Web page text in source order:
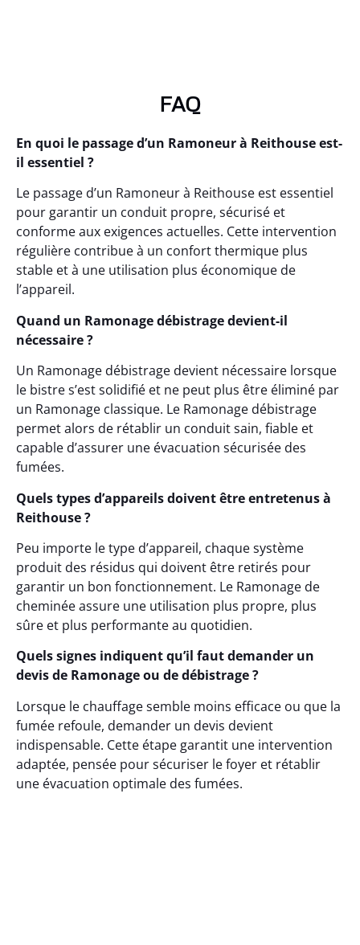
FAQ
En quoi le passage d’un Ramoneur à Reithouse est-
il essentiel ?
Le passage d’un Ramoneur à Reithouse est essentiel
pour garantir un conduit propre, sécurisé et
conforme aux exigences actuelles. Cette intervention
régulière contribue à un confort thermique plus
stable et à une utilisation plus économique de
l’appareil.
Quand un Ramonage débistrage devient-il
nécessaire ?
Un Ramonage débistrage devient nécessaire lorsque
le bistre s’est solidifié et ne peut plus être éliminé par
un Ramonage classique. Le Ramonage débistrage
permet alors de rétablir un conduit sain, fiable et
capable d’assurer une évacuation sécurisée des
fumées.
Quels types d’appareils doivent être entretenus à
Reithouse ?
Peu importe le type d’appareil, chaque système
produit des résidus qui doivent être retirés pour
garantir un bon fonctionnement. Le Ramonage de
cheminée assure une utilisation plus propre, plus
sûre et plus performante au quotidien.
Quels signes indiquent qu’il faut demander un
devis de Ramonage ou de débistrage ?
Lorsque le chauffage semble moins efficace ou que la
fumée refoule, demander un devis devient
indispensable. Cette étape garantit une intervention
adaptée, pensée pour sécuriser le foyer et rétablir
une évacuation optimale des fumées.